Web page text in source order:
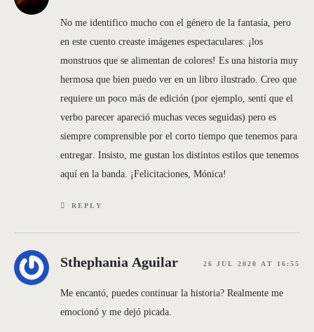
No me identifico mucho con el género de la fantasía, pero
en este cuento creaste imágenes espectaculares: ¡los
monstruos que se alimentan de colores! Es una historia muy
hermosa que bien puedo ver en un libro ilustrado. Creo que
requiere un poco más de edición (por ejemplo, sentí que el
verbo parecer apareció muchas veces seguidas) pero es
siempre comprensible por el corto tiempo que tenemos para
entregar. Insisto, me gustan los distintos estilos que tenemos
aquí en la banda. ¡Felicitaciones, Mónica!
REPLY
Sthephania Aguilar 26 JUL 2020 AT 16:55
Me encantó, puedes continuar la historia? Realmente me
emocionó y me dejó picada.